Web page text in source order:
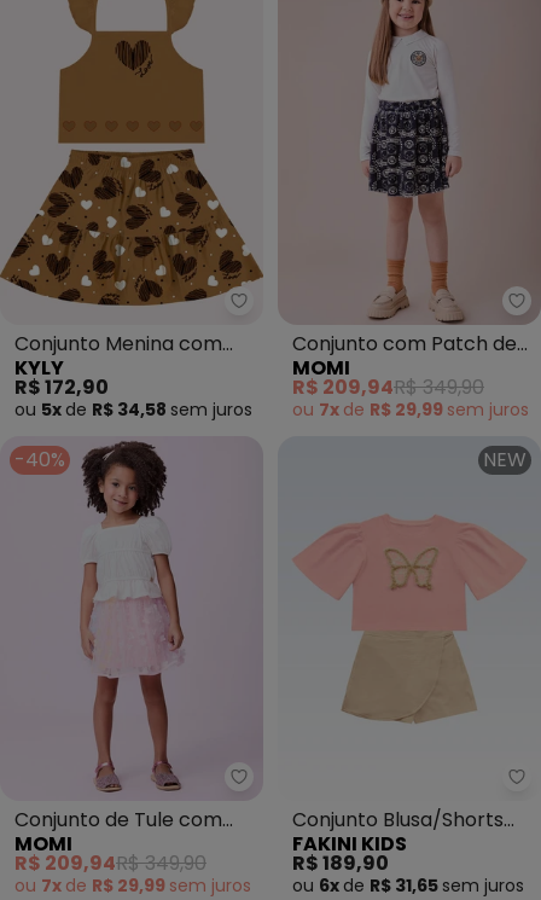
Kyly - Conjunto Menina com
Conjunto Menina com
Corte a Laser (Marrom)
KYLY
R$ 172,90
ou 5x de R$ 34,58 sem juros
Conjunto com Patch de
Plush com Ursos
(Branco)
MOMI
R$ 209,94R$ 349,90
ou 7x de R$ 29,99 sem juros
-40%
Momi - Conjunto de Tule com
Conjunto de Tule com
Flores 3d (Branco)
MOMI
R$ 209,94R$ 349,90
ou 7x de R$ 29,99 sem juros
NEW
Conjunto Blusa/Shorts
Saia (Rosa)
FAKINI KIDS
R$ 189,90
ou 6x de R$ 31,65 sem juros